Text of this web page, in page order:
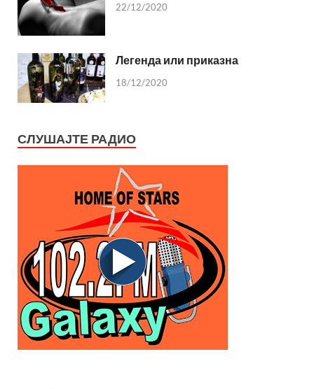
22/12/2020
Легенда или приказна
18/12/2020
СЛУШАЈТЕ РАДИО